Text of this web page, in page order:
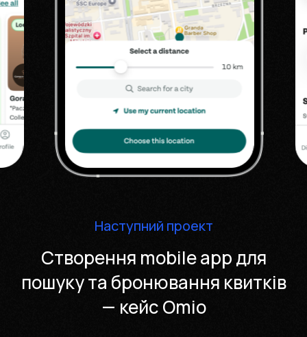
Наступний проект
Створення mobile app для
пошуку та бронювання квитків
— кейс Omio